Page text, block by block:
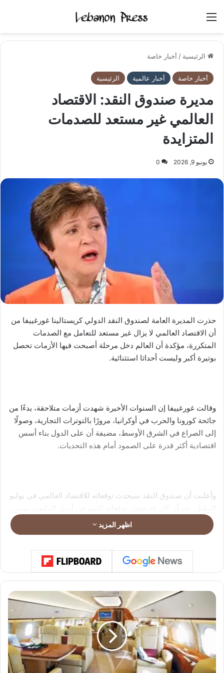
الرئيسية / أخبار خاصة
أخبار خاصة أخبار عالمية الرئيسية
مديرة صندوق النقد: الاقتصاد
العالمي غير مستعد للصدمات
المتزايدة
يونيو 9, 2026 0
حذرت المديرة العامة لصندوق النقد الدولي كريستالينا غورغييفا من
أن الاقتصاد العالمي لا يزال غير مستعد للتعامل مع الصدمات
المتكررة، مؤكدة أن العالم دخل مرحلة أصبحت فيها الأزمات تحصل
بوتيرة أكبر وليست أحداثا استثنائية.
وقالت غورغييفا إن السنوات الأخيرة شهدت أزمات متلاحقة، بدءًا من
جائحة كورونا والحرب في أوكرانيا، مرورًا بالتوترات التجارية، وصولًا
إلى الصراع في الشرق الأوسط، مضيفة أن على الدول بناء أسس
اقتصادية أكثر قدرة على الصمود أمام هذه التحديات.
وأعلنت أن صندوق النقد سيحدث توقعاته للاقتصاد العالمي في يوليو
تداعيات الحرب في الشرق الأوسط.
كما أشارت غورغييفا إلى أن الصندوق سيستأنف في مرحلة لاحقة
التقييم الدوري للاقتصاد الروسي، لكنه كان قد أرجأ هذه الخطوة
سابقًا بسبب صعوبة الحصول على البيانات الاقتصادية اللازمة في
ظل الحرب.
اظهر المزيد
ق
ا
ع
ط
ي